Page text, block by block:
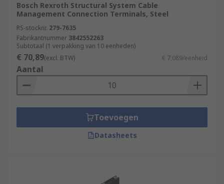
Bosch Rexroth Structural System Cable
Management Connection Terminals, Steel
RS-stocknr. 279-7635
Fabrikantnummer 3842552263
Subtotaal (1 verpakking van 10 eenheden)
€ 70,89(excl. BTW) € 7,089/eenheid
Aantal
Toevoegen
Datasheets